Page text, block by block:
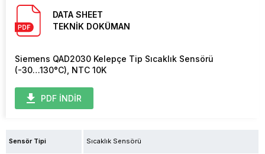
DATA SHEET
TEKNİK DOKÜMAN
Siemens QAD2030 Kelepçe Tip Sıcaklık Sensörü
(-30…130°C), NTC 10K
PDF İNDİR
Sensör Tipi Sıcaklık Sensörü